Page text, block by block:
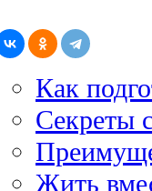
Как
Секреты
Жить